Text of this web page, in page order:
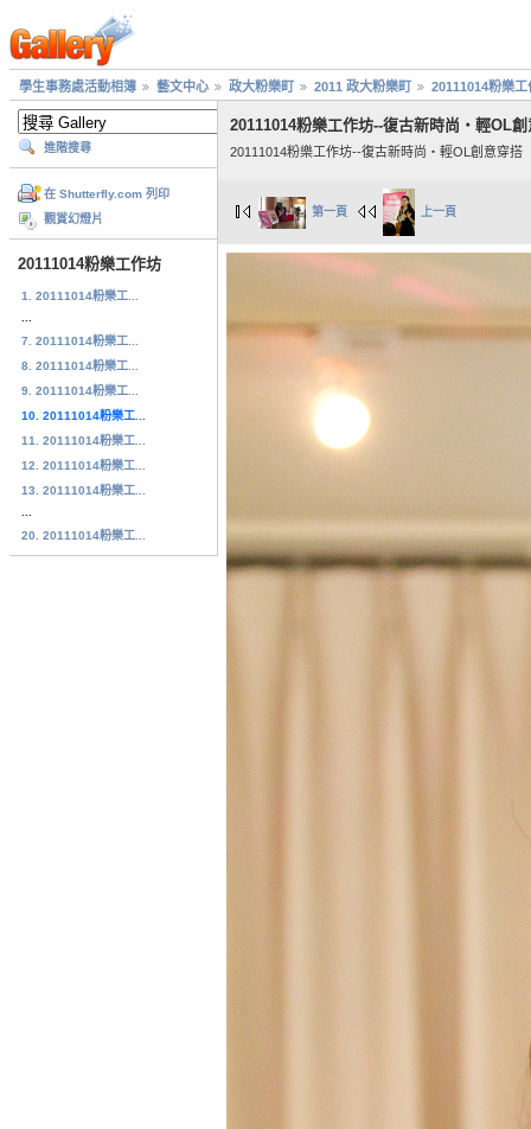
學生事務處活動相簿 藝文中心 政大粉樂町 2011 政大粉樂町 20111014粉樂工
進階搜尋
在 Shutterfly.com 列印
觀賞幻燈片
20111014粉樂工作坊
1. 20111014粉樂工...
7. 20111014粉樂工...
8. 20111014粉樂工...
9. 20111014粉樂工...
10. 20111014粉樂工...
11. 20111014粉樂工...
12. 20111014粉樂工...
13. 20111014粉樂工...
20. 20111014粉樂工...
20111014粉樂工作坊--復古新時尚‧輕OL創
20111014粉樂工作坊--復古新時尚‧輕OL創意穿搭
第一頁 上一頁